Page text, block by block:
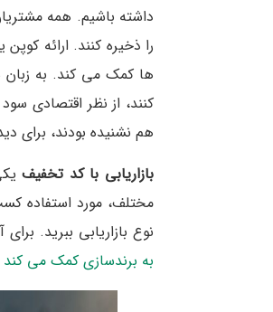
داشته باشیم. همه
را ذخیره کنند. ارائه
ها کمک می کند. به زبان
کنند، از نظر اقتصادی
هم نشنیده بودند، برای
بازاریابی با کد تخفیف
مختلف، مورد استفاده
نوع بازاریابی ببرید.
به برندسازی کمک می کند